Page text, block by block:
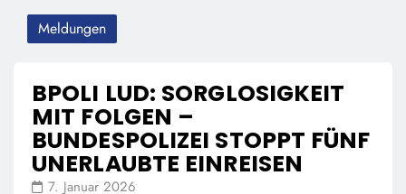
Meldungen
BPOLI LUD: SORGLOSIGKEIT
MIT FOLGEN –
BUNDESPOLIZEI STOPPT FÜNF
UNERLAUBTE EINREISEN
7. Januar 2026